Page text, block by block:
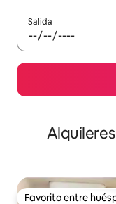
Salida
Favorito entre